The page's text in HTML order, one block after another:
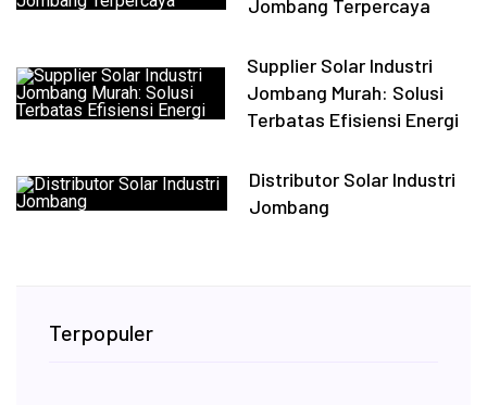
Jombang Terpercaya
Supplier Solar Industri
Jombang Murah: Solusi
Terbatas Efisiensi Energi
Distributor Solar Industri
Jombang
Terpopuler